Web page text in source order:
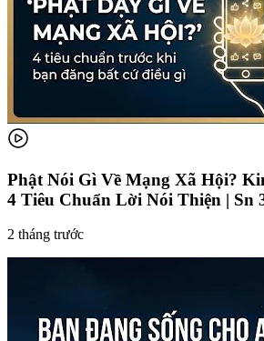
Phật Nói Gì Về Mạng Xã Hội?
4 Tiêu Chuẩn Lời Nói Thiện | Sn
2 tháng trước